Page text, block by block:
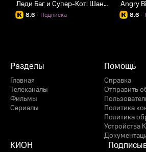
Леди Баг и Супер-Кот: Шанхай. Легенда о Леди Драконе
8.6 Подписка
·
Angry
8.6 ·
Разделы
Главная
Телеканалы
Фильмы
Сериалы
Помощь
Справка
Отправить
Политика
Политика
Устройства
КИОН